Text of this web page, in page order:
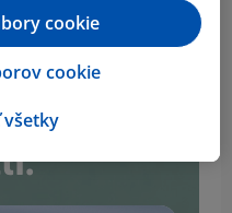
sladkých
cookie
cookie